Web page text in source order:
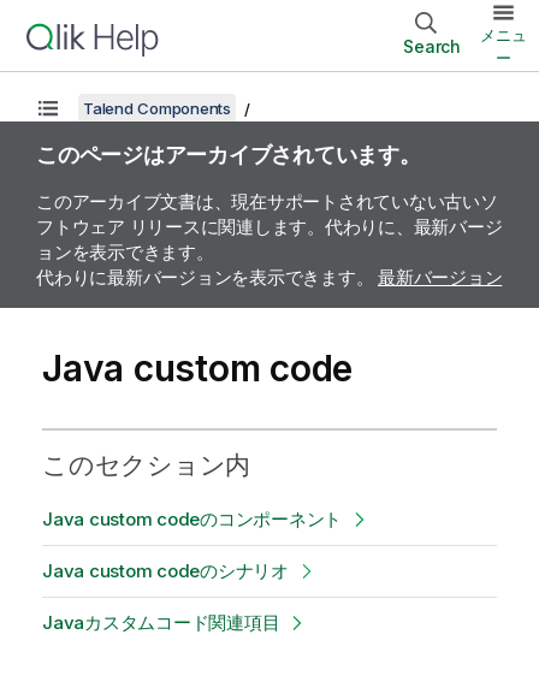
Search
メニュ
ー
Talend Components
このページはアーカイブされています。
このアーカイブ文書は、現在サポートされていない古いソ
フトウェア リリースに関連します。代わりに、最新バージ
ョンを表示できます。
代わりに最新バージョンを表示できます。 最新バージョン
Java custom code
このセクション内
Java custom codeのコンポーネント
Java custom codeのシナリオ
Javaカスタムコード関連項目